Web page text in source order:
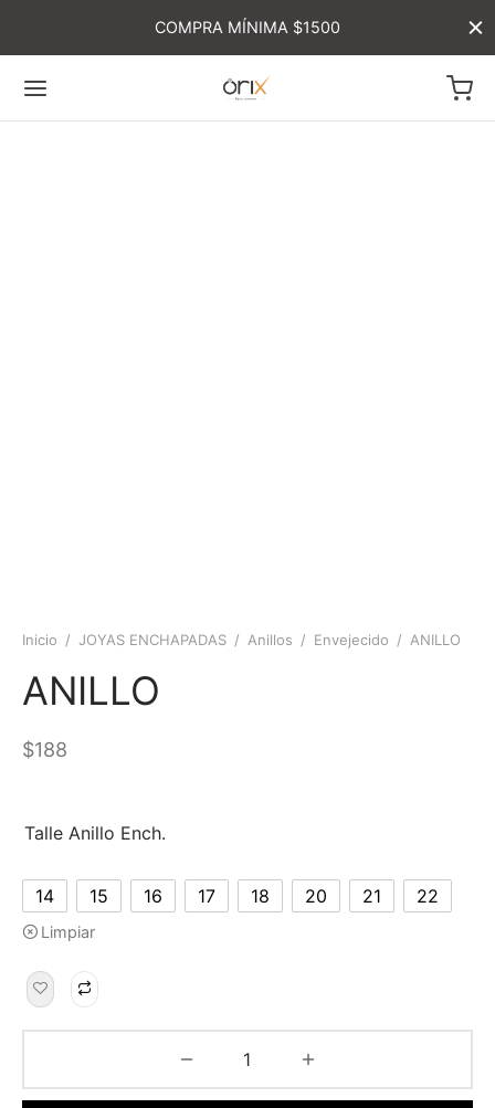
COMPRA MÍNIMA $1500
Inicio / JOYAS ENCHAPADAS / Anillos / Envejecido / ANILLO
ANILLO
$188
Talle Anillo Ench.
14 15 16 17 18 20 21 22
Limpiar